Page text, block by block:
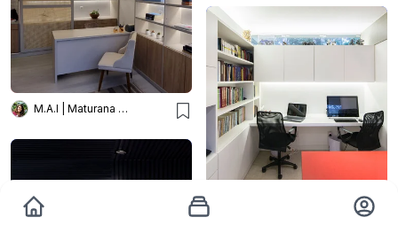
M.A.I | Maturana Arquitetura e Interiores